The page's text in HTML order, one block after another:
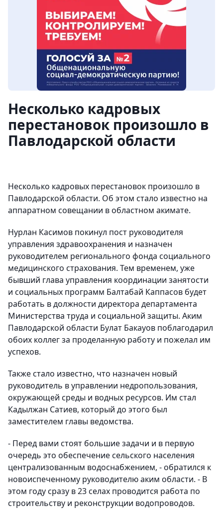
Несколько кадровых
перестановок произошло в
Павлодарской области
Несколько кадровых перестановок произошло в
Павлодарской области. Об этом стало известно на
аппаратном совещании в областном акимате.
Нурлан Касимов покинул пост руководителя
управления здравоохранения и назначен
руководителем регионального фонда социального
медицинского страхования. Тем временем, уже
бывший глава управления координации занятости
и социальных программ Балтабай Каппасов будет
работать в должности директора департамента
Министерства труда и социальной защиты. Аким
Павлодарской области Булат Бакауов поблагодарил
обоих коллег за проделанную работу и пожелал им
успехов.
Также стало известно, что назначен новый
руководитель в управлении недропользования,
окружающей среды и водных ресурсов. Им стал
Кадылжан Сатиев, который до этого был
заместителем главы ведомства.
- Перед вами стоят большие задачи и в первую
очередь это обеспечение сельского населения
централизованным водоснабжением, - обратился к
новоиспеченному руководителю аким области. - В
этом году сразу в 23 селах проводится работа по
строительству и реконструкции водопроводов.